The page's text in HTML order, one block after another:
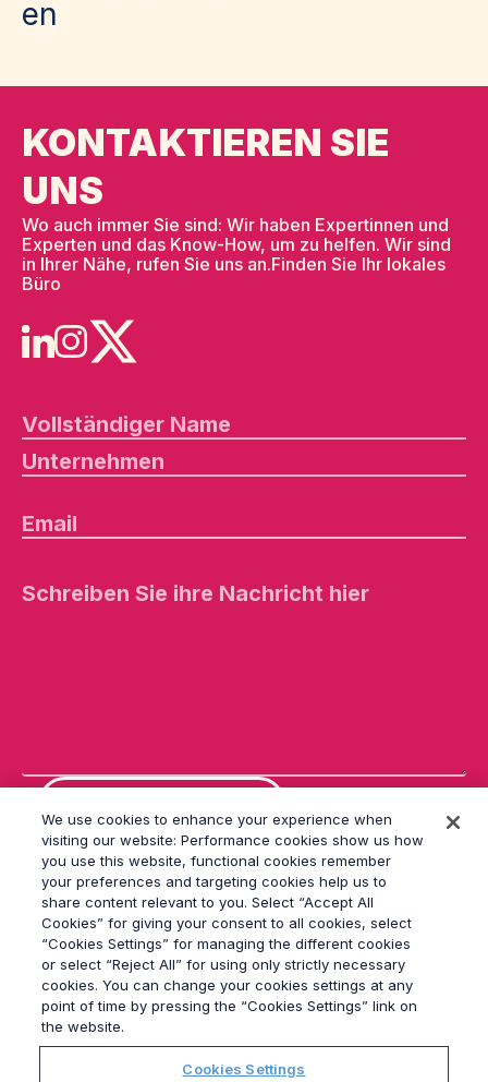
En
KONTAKTIEREN SIE
UNS
Wo auch immer Sie sind: Wir haben Expertinnen und
Experten und das Know-How, um zu helfen. Wir sind
in Ihrer Nähe, rufen Sie uns an.Finden Sie Ihr lokales
Büro
it
l
a
s
© 2026Grayling
Impressum
Datenschutz
Modern Slavery Statement
We use cookies to enhance your experience when
visiting our website: Performance cookies show us how
you use this website, functional cookies remember
your preferences and targeting cookies help us to
share content relevant to you. Select “Accept All
Cookies” for giving your consent to all cookies, select
“Cookies Settings” for managing the different cookies
or select “Reject All” for using only strictly necessary
cookies. You can change your cookies settings at any
point of time by pressing the “Cookies Settings” link on
the website.
Cookies Settings